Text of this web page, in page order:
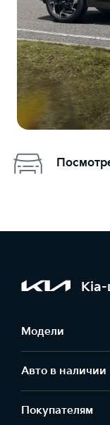
Kia-
Модели
Авто в наличии
Покупателям